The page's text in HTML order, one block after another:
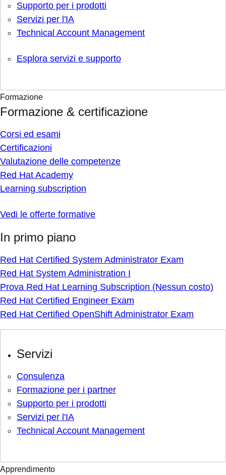
Supporto per i prodotti
Servizi per l'IA
Technical Account Management
Esplora servizi e supporto
Formazione
Formazione & certificazione
Corsi ed esami
Certificazioni
Valutazione delle competenze
Red Hat Academy
Learning subscription
Vedi le offerte formative
In primo piano
Red Hat Certified System Administrator Exam
Red Hat System Administration I
Prova Red Hat Learning Subscription (Nessun costo)
Red Hat Certified Engineer Exam
Red Hat Certified OpenShift Administrator Exam
Servizi
Consulenza
Formazione per i partner
Supporto per i prodotti
Servizi per l'IA
Technical Account Management
Apprendimento